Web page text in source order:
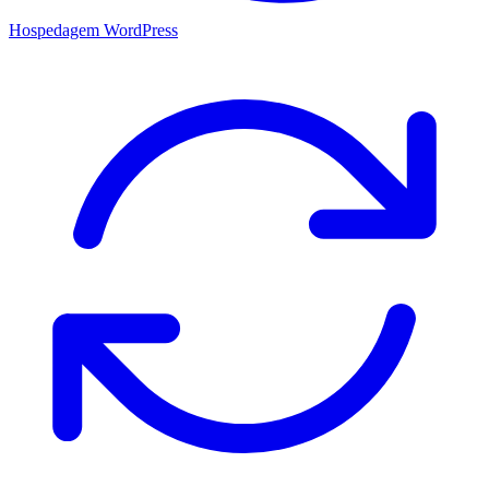
Hospedagem WordPress